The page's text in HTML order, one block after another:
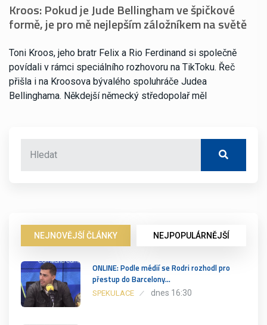
Kroos: Pokud je Jude Bellingham ve špičkové
formě, je pro mě nejlepším záložníkem na světě
Toni Kroos, jeho bratr Felix a Rio Ferdinand si společně
povídali v rámci speciálního rozhovoru na TikToku. Řeč
přišla i na Kroosova bývalého spoluhráče Judea
Bellinghama. Někdejší německý středopolař měl
NEJNOVĚJŠÍ ČLÁNKY NEJPOPULÁRNĚJŠÍ
ONLINE: Podle médií se Rodri rozhodl pro
přestup do Barcelony…
SPEKULACE dnes 16:30